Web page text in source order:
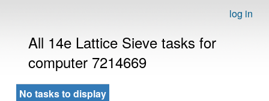
log in
All 14e Lattice Sieve tasks for
computer 7214669
No tasks to display